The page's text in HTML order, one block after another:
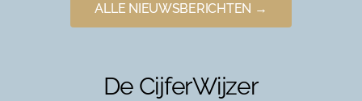
ALLE NIEUWSBERICHTEN →
De CijferWijzer